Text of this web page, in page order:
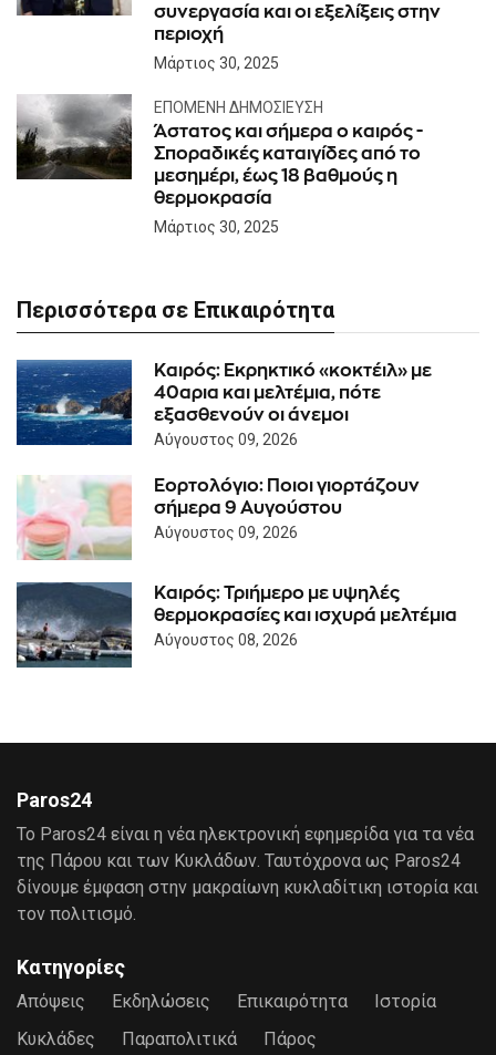
συνεργασία και οι εξελίξεις στην
περιοχή
Μάρτιος 30, 2025
ΕΠΌΜΕΝΗ ΔΗΜΟΣΊΕΥΣΗ
Άστατος και σήμερα ο καιρός -
Σποραδικές καταιγίδες από το
μεσημέρι, έως 18 βαθμούς η
θερμοκρασία
Μάρτιος 30, 2025
Περισσότερα σε Επικαιρότητα
Καιρός: Eκρηκτικό «κοκτέιλ» με
40αρια και μελτέμια, πότε
εξασθενούν οι άνεμοι
Αύγουστος 09, 2026
Εορτολόγιο: Ποιοι γιορτάζουν
σήμερα 9 Αυγούστου
Αύγουστος 09, 2026
Καιρός: Τριήμερο με υψηλές
θερμοκρασίες και ισχυρά μελτέμια
Αύγουστος 08, 2026
Paros24
Το Paros24 είναι η νέα ηλεκτρονική εφημερίδα για τα νέα
της Πάρου και των Κυκλάδων. Ταυτόχρονα ως Paros24
δίνουμε έμφαση στην μακραίωνη κυκλαδίτικη ιστορία και
τον πολιτισμό.
Κατηγορίες
Απόψεις Εκδηλώσεις Επικαιρότητα
Ιστορία
Κυκλάδες
Παραπολιτικά Πάρος